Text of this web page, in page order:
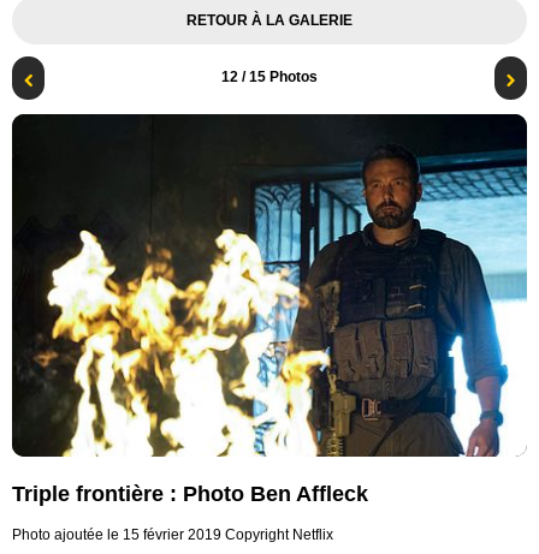
RETOUR À LA GALERIE
12 / 15 Photos
Triple frontière : Photo Ben Affleck
Photo ajoutée le 15 février 2019 Copyright Netflix